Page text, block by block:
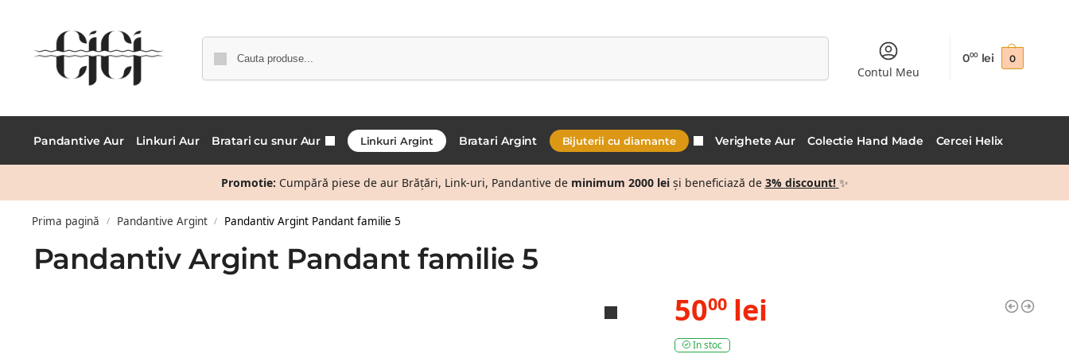
Caută
Contul Meu
000 lei 0
Pandantive Aur Linkuri Aur Bratari cu snur Aur Linkuri Argint Bratari Argint Bijuterii cu diamante Verighete Aur Colectie Hand Made Cercei Helix
Promotie: Cumpără piese de aur Brățări, Link-uri, Pandantive de minimum 2000 leiși beneficiază de 3% discount! ✨
Prima pagină / Pandantive Argint / Pandantiv Argint Pandant familie 5
Pandantiv Argint Pandant familie 5
5000 lei
In stoc